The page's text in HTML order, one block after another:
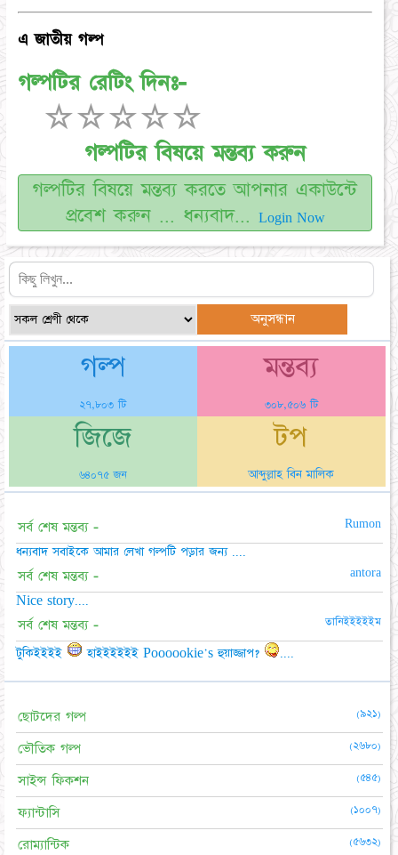
এ জাতীয় গল্প
গল্পটির রেটিং দিনঃ-
☆
☆
☆
☆
☆
গল্পটির বিষয়ে মন্তব্য করুন
গল্পটির বিষয়ে মন্তব্য করতে আপনার একাউন্টে
প্রবেশ করুন ... ধন্যবাদ...
Login Now
গল্প
২৭,৮০৩ টি
মন্তব্য
৩০৮,৫০৬ টি
জিজে
৬৪০৭৫ জন
টপ
আব্দুল্লাহ বিন মালিক
সর্ব শেষ মন্তব্য - Rumon
ধন্যবাদ সবাইকে আমার লেখা গল্পটি পড়ার জন্য ....
সর্ব শেষ মন্তব্য - antora
Nice story....
সর্ব শেষ মন্তব্য - তানিইইইইইম
টুকিইইইই হাইইইইইই Poooookie's হুয়াজ্জাপ?
ছোটদের গল্প (৯২১)
ভৌতিক গল্প (২৬৮০)
সাইন্স ফিকশন (৫৪৫)
ফ্যান্টাসি (১০০৭)
রোম্যান্টিক (৫৬৩২)